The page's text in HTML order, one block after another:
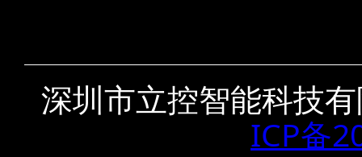
深圳市立控智能科技
ICP备